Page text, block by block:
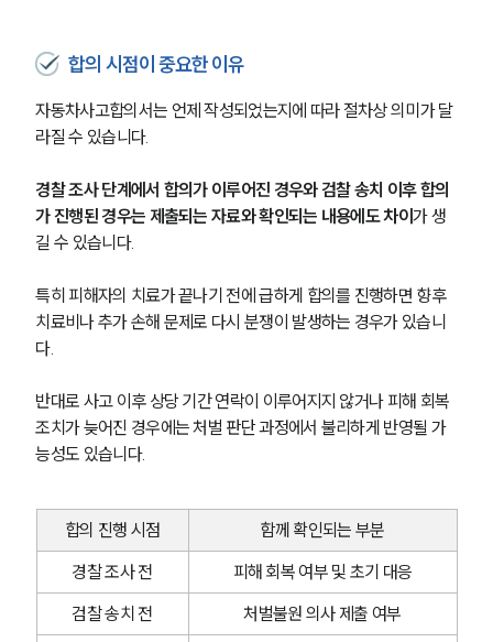
합의 시점이 중요한 이유
자동차사고합의서는 언제 작성되었는지에 따라 절차상 의미가 달
라질 수 있습니다.
경찰 조사 단계에서 합의가 이루어진 경우와 검찰 송치 이후 합의
가 진행된 경우는 제출되는 자료와 확인되는 내용에도 차이가 생
길 수 있습니다.
특히 피해자의 치료가 끝나기 전에 급하게 합의를 진행하면 향후
치료비나 추가 손해 문제로 다시 분쟁이 발생하는 경우가 있습니
다.
반대로 사고 이후 상당 기간 연락이 이루어지지 않거나 피해 회복
조치가 늦어진 경우에는 처벌 판단 과정에서 불리하게 반영될 가
능성도 있습니다.
합의 진행 시점
함께 확인되는 부분
경찰 조사 전
피해 회복 여부 및 초기 대응
검찰 송치 전
처벌불원 의사 제출 여부